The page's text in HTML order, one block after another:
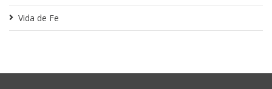
Vida de Fe